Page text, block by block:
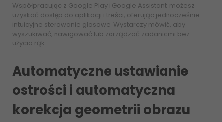
Współpracując z Google Play i Google Assistant, możesz
uzyskać dostęp do aplikacji i treści, oferując jednocześnie
intuicyjne sterowanie głosowe. Wystarczy mówić, aby
wyszukiwać, nawigować lub zarządzać zadaniami bez
użycia rąk.
Automatyczne ustawianie
ostrości i automatyczna
korekcja geometrii obrazu